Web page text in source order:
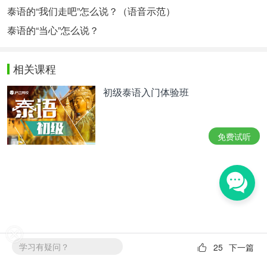
泰语的“我们走吧”怎么说？（语音示范）
泰语的“当心”怎么说？
相关课程
初级泰语入门体验班
免费试听
学习有疑问？ 下一篇
25